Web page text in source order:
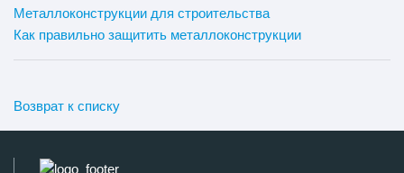
Металлоконструкции для строительства
Как правильно защитить металлоконструкции
Возврат к списку